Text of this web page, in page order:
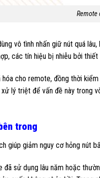
Remote
vô tình nhấn giữ nút quá
các tín hiệu bị nhiễu bởi
hóa cho remote, đồng thời
lý triệt để vấn đề này trong
trong
giúp giảm nguy cơ hỏng nút
sử dụng lâu năm hoặc